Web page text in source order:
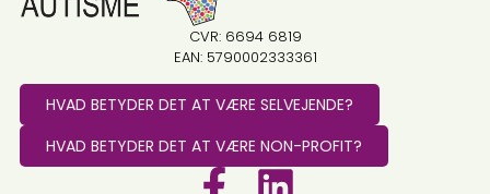
CVR: 6694 6819
EAN: 5790002333361
HVAD BETYDER DET AT VÆRE SELVEJENDE?
HVAD BETYDER DET AT VÆRE NON-PROFIT?